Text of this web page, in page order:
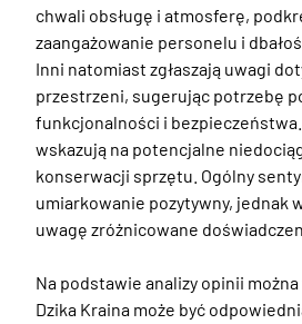
chwali obsługę i atmosferę,
zaangażowanie personelu i
Inni natomiast zgłaszają uwagi
przestrzeni, sugerując potrzebę
funkcjonalności i
wskazują na potencjalne
konserwacji sprzętu. Ogólny
umiarkowanie pozytywny, jednak
uwagę zróżnicowane
Na podstawie analizy opinii
Dzika Kraina może być